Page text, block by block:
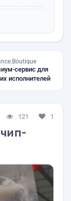
сервис для
исполнителей
121 1